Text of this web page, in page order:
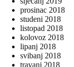
prosinac 2018
studeni 2018
listopad 2018
kolovoz 2018
lipanj 2018
svibanj 2018
travanj 2018